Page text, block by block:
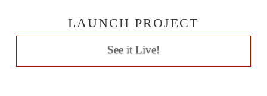
LAUNCH PROJECT
See it Live!